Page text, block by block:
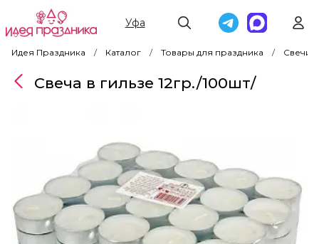
Уфа
Идея Праздника Каталог Товары для праздника Свечи
Свеча в гильзе 12гр./100шт/